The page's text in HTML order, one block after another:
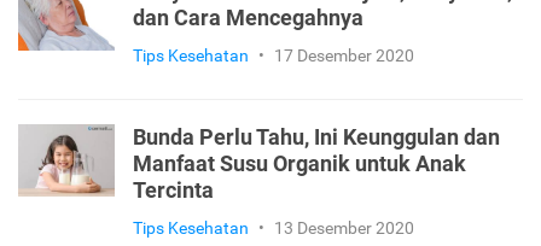
dan Cara Mencegahnya
Tips Kesehatan • 17 Desember 2020
Bunda Perlu Tahu, Ini Keunggulan dan
Manfaat Susu Organik untuk Anak
Tercinta
Tips Kesehatan • 13 Desember 2020